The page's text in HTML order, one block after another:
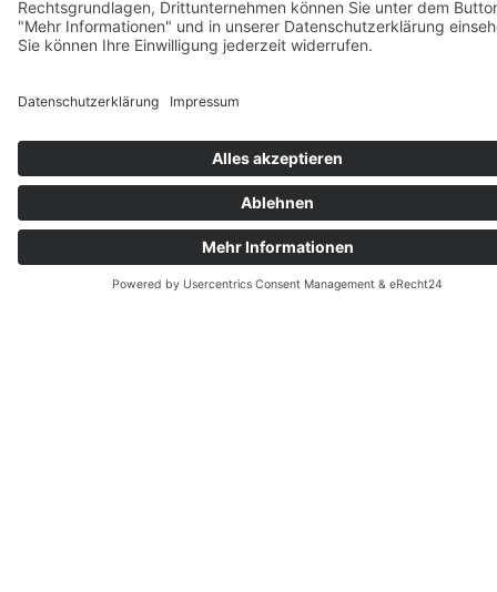
+49 40 6963941 - 0
info@telemann-medien.de
BÜRO BERLIN
Am Borsigturm 27
13507 Berlin
BÜRO BREMERHAVEN